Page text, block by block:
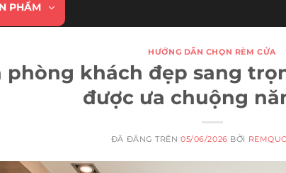
PHẨM
HƯỚNG DẪN CHỌN RÈM CỬA
phòng khách đẹp sang
được ưa chuộng
ĐÃ ĐĂNG TRÊN05/06/2026 BỞI